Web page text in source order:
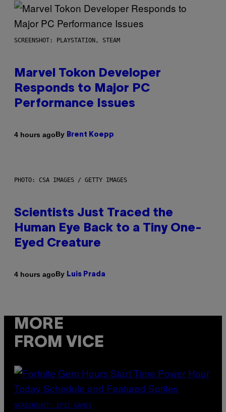
SCREENSHOT: PLAYSTATION, STEAM
Marvel Tokon Developer
Responds to Major PC
Performance Issues
4 hours agoBy Brent Koepp
PHOTO: CSA IMAGES / GETTY IMAGES
Scientists Just Traced the
Human Eye Back to a Tiny One-
Eyed Creature
4 hours agoBy Luis Prada
MORE
FROM VICE
SCREENSHOT: EPIC GAMES